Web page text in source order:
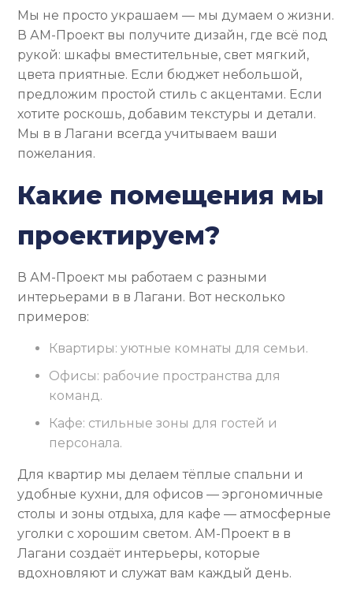
Мы не просто украшаем — мы думаем о жизни.
В АМ-Проект вы получите дизайн, где всё под
рукой: шкафы вместительные, свет мягкий,
цвета приятные. Если бюджет небольшой,
предложим простой стиль с акцентами. Если
хотите роскошь, добавим текстуры и детали.
Мы в в Лагани всегда учитываем ваши
пожелания.
Какие помещения мы
проектируем?
В АМ-Проект мы работаем с разными
интерьерами в в Лагани. Вот несколько
примеров:
Квартиры: уютные комнаты для семьи.
Офисы: рабочие пространства для
команд.
Кафе: стильные зоны для гостей и
персонала.
Для квартир мы делаем тёплые спальни и
удобные кухни, для офисов — эргономичные
столы и зоны отдыха, для кафе — атмосферные
уголки с хорошим светом. АМ-Проект в в
Лагани создаёт интерьеры, которые
вдохновляют и служат вам каждый день.